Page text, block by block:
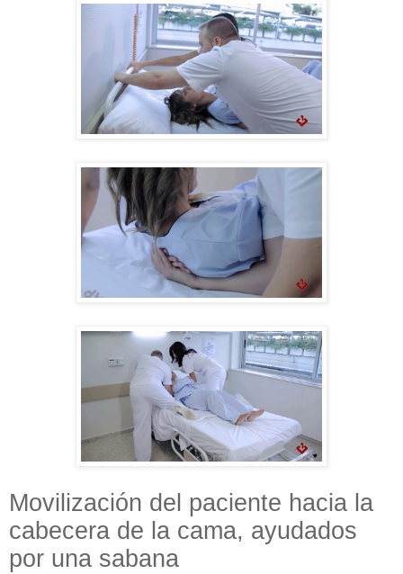
Movilización del paciente hacia la
cabecera de la cama, ayudados
por una sabana